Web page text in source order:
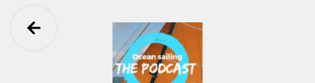
Ga terug